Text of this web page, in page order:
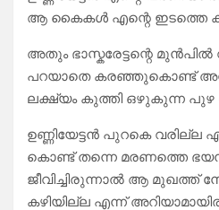
ആ കൈകൾ എന്റെ ഇടത്തെ
അതും ഭാസ്കരേട്ടന്റെ മുൻപിൽ
പറയാതെ കരഞ്ഞുകൊണ്ട്
ലക്ഷ്യം കുത്തി ഒഴുകുന്ന
ഉണ്ണിയേട്ടൻ പുറകെ വരില്ല
കൊണ്ട് തന്നെ മരണത്തെ
ജീവിച്ചിരുന്നാൽ ആ മുഖത്ത്
കഴിയില്ല എന്ന്